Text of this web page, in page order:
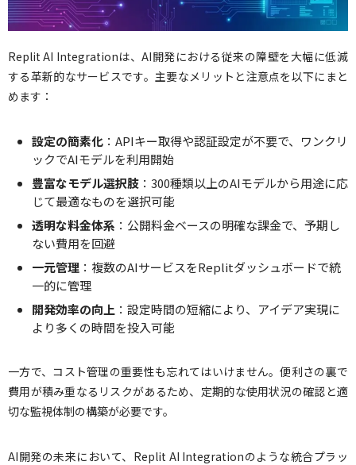
Replit AI Integrationは、AI開発における従来の障壁を大幅に低減
する革新的なサービスです。主要なメリットと注意点を以下にまと
めます：
設定の簡素化 ：APIキー取得や認証設定が不要で、ワンクリ
ックでAIモデルを利用開始
豊富なモデル選択肢 ：300種類以上のAIモデルから用途に応
じて最適なものを選択可能
透明な料金体系 ：公開料金ベースの明確な課金で、予期し
ない費用を回避
一元管理 ：複数のAIサービスをReplitダッシュボードで統
一的に管理
開発効率の向上 ：設定時間の短縮により、アイデア実現に
より多くの時間を投入可能
一方で、コスト管理の重要性も忘れてはいけません。便利さの裏で
費用が積み重なるリスクがあるため、定期的な使用状況の確認と適
切な監視体制の構築が必要です。
AI開発の未来において、Replit AI Integrationのような統合プラッ